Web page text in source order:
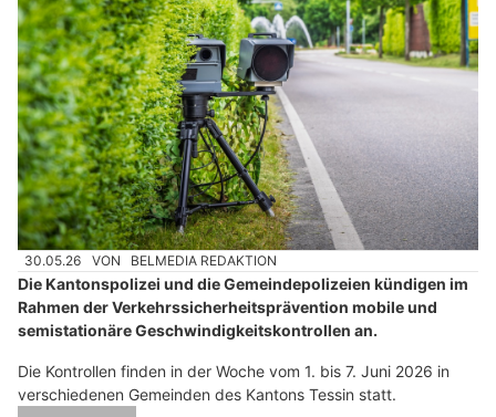
30.05.26 VON BELMEDIA REDAKTION
Die Kantonspolizei und die Gemeindepolizeien kündigen im
Rahmen der Verkehrssicherheitsprävention mobile und
semistationäre Geschwindigkeitskontrollen an.
Die Kontrollen finden in der Woche vom 1. bis 7. Juni 2026 in
verschiedenen Gemeinden des Kantons Tessin statt.